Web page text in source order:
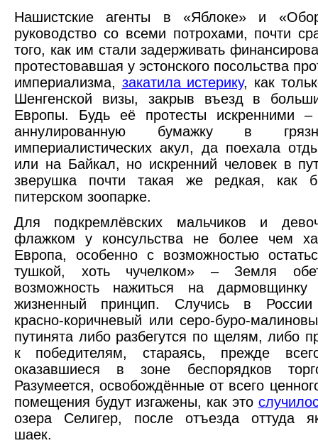
Нашистские агенты в «Яблоке» и
руководство со всеми потрохами, почти
того, как им стали задерживать
протестовавшая у эстонского посольства
империализма, закатила истерику, как
Шенгенской визы, закрыв въезд в
Европы. Будь её протесты искренними
аннулированную бумажку в
империалистических акул, да поехала
или на Байкал, но искренний человек в
зверушка почти такая же редкая, как
питерском зоопарке.
Для подкремлёвских мальчиков и
флажком у консульства не более
чем
Европа, особенно с возможностью
тушкой, хоть чучелком» – Земля
возможность нажиться на
жизненный принцип. Случись в России
красно-коричневый или серо-буро-
путинята либо разбегутся по щелям, либо
к победителям, стараясь, прежде
оказавшиеся в зоне беспорядков
Разумеется, освобождённые от всего
помещения будут изгажены, как это
озера Селигер, после отъезда оттуда
шаек.